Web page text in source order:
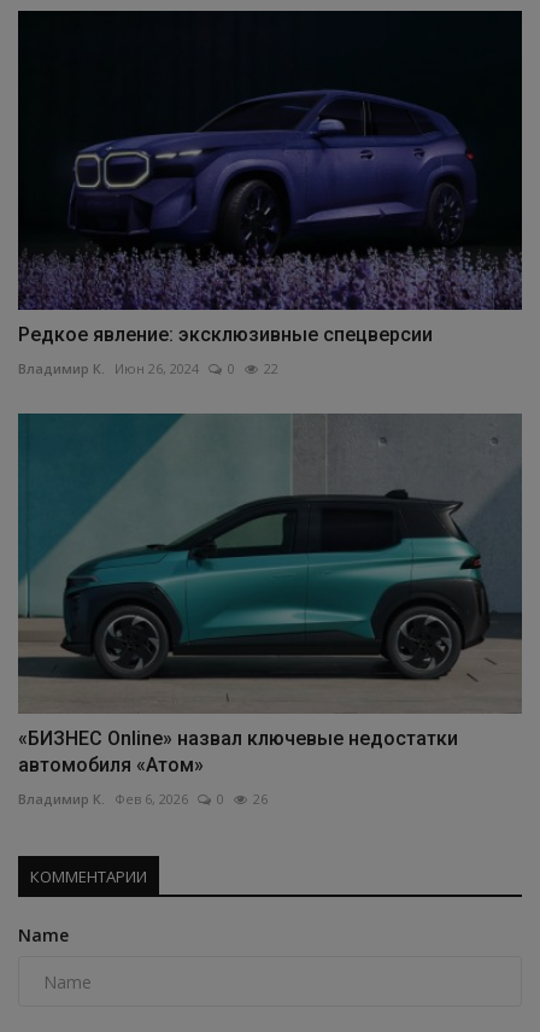
Редкое явление: эксклюзивные спецверсии
Владимир К. Июн 26, 2024 0 22
«БИЗНЕС Online» назвал ключевые недостатки
автомобиля «Атом»
Владимир К. Фев 6, 2026 0 26
КОММЕНТАРИИ
Name